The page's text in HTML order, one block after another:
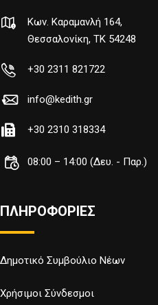
Κων. Καραμανλή 164,
Θεσσαλονίκη, TK 54248
+30 2311 821722
info@kedith.gr
+30 2310 318334
08:00 – 14:00 (Δευ. - Παρ.)
ΠΛΗΡΟΦΟΡΙΕΣ
Δημοτικό Συμβούλιο Νέων
Χρήσιμοι Σύνδεσμοι